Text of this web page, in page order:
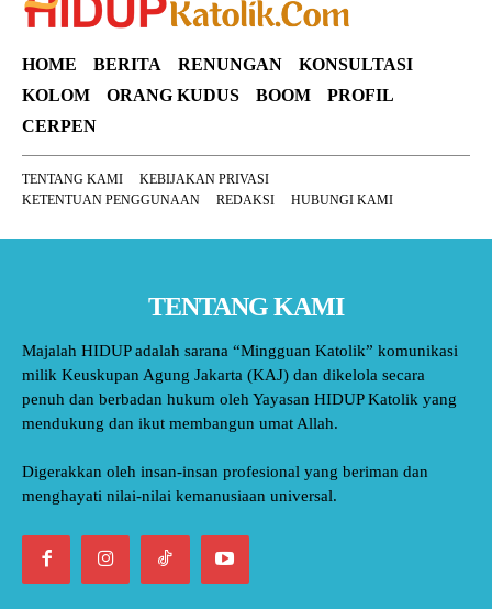
HOME BERITA RENUNGAN
KONSULTASI
KOLOM
ORANG KUDUS BOOM
PROFIL
CERPEN
TENTANG KAMI
KEBIJAKAN PRIVASI
KETENTUAN PENGGUNAAN
REDAKSI HUBUNGI KAMI
TENTANG KAMI
Majalah HIDUP adalah sarana “Mingguan Katolik” komunikasi
milik Keuskupan Agung Jakarta (KAJ) dan dikelola secara
penuh dan berbadan hukum oleh Yayasan HIDUP Katolik yang
mendukung dan ikut membangun umat Allah.
Digerakkan oleh insan-insan profesional yang beriman dan
menghayati nilai-nilai kemanusiaan universal.